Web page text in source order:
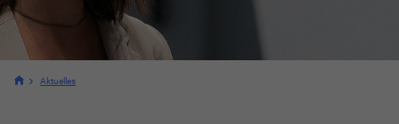
Aktuelles